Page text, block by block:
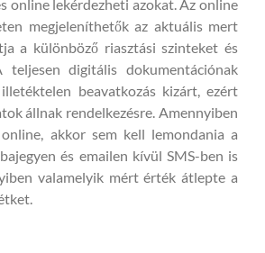
online lekérdezheti azokat. Az online
megjeleníthetők az aktuális mert
a különböző riasztási szinteket és
teljesen digitális dokumentációnak
beavatkozás kizárt, ezért
állnak rendelkezésre. Amennyiben
akkor sem kell lemondania a
és emailen kívül SMS-ben is
valamelyik mért érték átlepte a